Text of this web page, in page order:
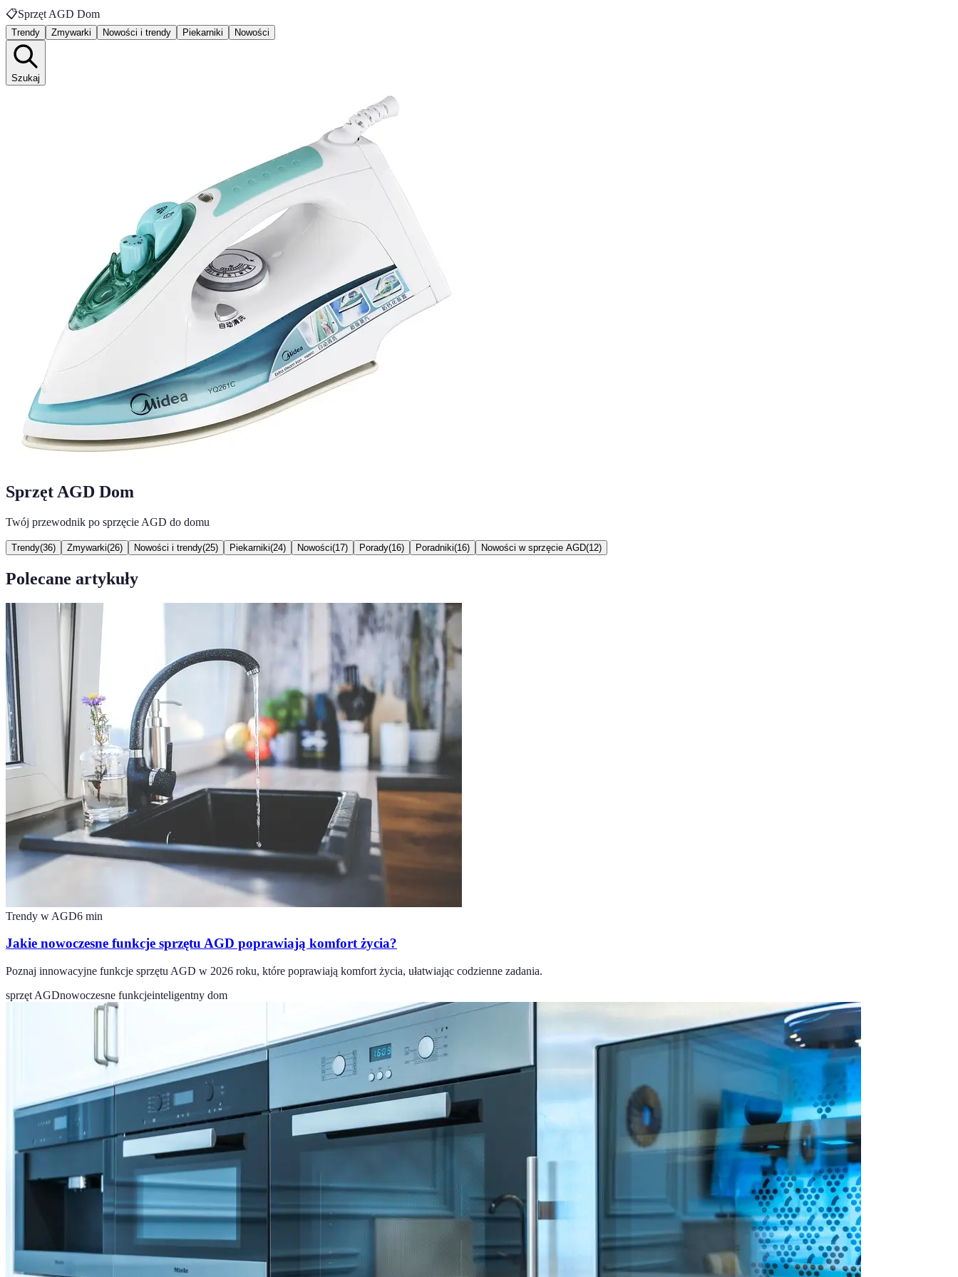
📋Sprzęt AGD Dom
Trendy Zmywarki Nowości i trendy Piekarniki Nowości
Szukaj
Sprzęt AGD Dom
Twój przewodnik po sprzęcie AGD do domu
Trendy(36) Zmywarki(26) Nowości i trendy(25) Piekarniki(24) Nowości(17) Porady(16) Poradniki(16) Nowości w sprzęcie AGD(12)
Polecane artykuły
Trendy w AGD6 min
Jakie nowoczesne funkcje sprzętu AGD poprawiają komfort życia?
Poznaj innowacyjne funkcje sprzętu AGD w 2026 roku, które poprawiają komfort życia, ułatwiając codzienne zadania.
sprzęt AGDnowoczesne funkcjeinteligentny dom